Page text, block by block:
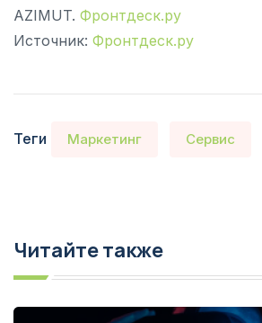
AZIMUT. Фронтдеск.ру
Источник: Фронтдеск.ру
Теги Маркетинг Сервис
Читайте также